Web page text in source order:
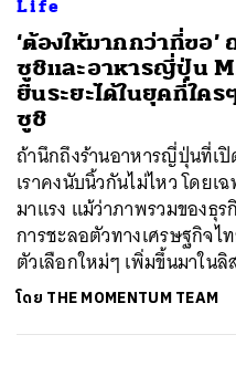
Life
‘ต้องให้มากกว่าที่ขอ
ซูชิและอาหารญี่ปุ่น
ยืนระยะได้ในยุคที่ใค
ซูชิ
ถ้านึกถึงร้านอาหารญี่ปุ่นที่เ
เราคงนับนิ้วกันไม่ไหว โดย
มาแรง แม้ว่าภาพรวมของธุ
การชะลอตัวทางเศรษฐกิจ
ตัวเลือกใหม่ๆ เพิ่มขึ้นมาใน
โดย THE MOMENTUM TEAM